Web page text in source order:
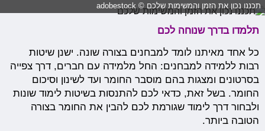
תכננו נכון את הזמן והמשימות שלכם © adobestock
תלמדו בדרך שנוחה לכם
כל אחד מאיתנו לומד למבחנים בצורה שונה. ישנן שיטות
רבות ללמידה למבחנים: החל מלמידה עם חברים, דרך צפייה
בסרטונים ומצגות בהם מוסבר החומר ועד לשינון וסיכום
החומר. בשל זאת, כדאי לכם להתנסות בשיטות לימוד שונות
ולבחור דרך לימוד שגורמת לכם להבין את החומר בצורה
הטובה ביותר.